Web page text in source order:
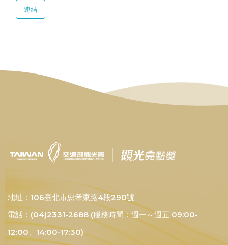
連結
地址：106臺北市忠孝東路4段290號
電話：(04)2331-2688 (服務時間：週一～週五 09:00-
12:00、14:00-17:30)